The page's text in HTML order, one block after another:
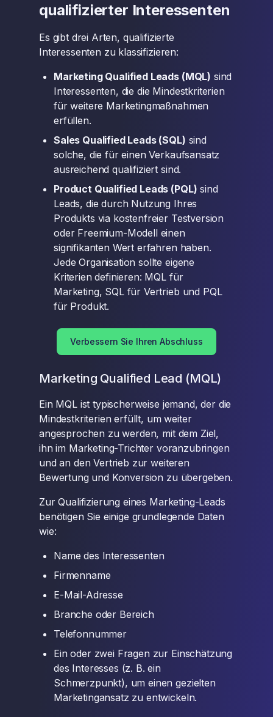
qualifizierter Interessenten
Es gibt drei Arten, qualifizierte
Interessenten zu klassifizieren:
Marketing Qualified Leads (MQL) sind
Interessenten, die die Mindestkriterien
für weitere Marketingmaßnahmen
erfüllen.
Sales Qualified Leads (SQL) sind
solche, die für einen Verkaufsansatz
ausreichend qualifiziert sind.
Product Qualified Leads (PQL) sind
Leads, die durch Nutzung Ihres
Produkts via kostenfreier Testversion
oder Freemium-Modell einen
signifikanten Wert erfahren haben.
Jede Organisation sollte eigene
Kriterien definieren: MQL für
Marketing, SQL für Vertrieb und PQL
für Produkt.
Verbessern Sie Ihren Abschluss
Marketing Qualified Lead (MQL)
Ein MQL ist typischerweise jemand, der die
Mindestkriterien erfüllt, um weiter
angesprochen zu werden, mit dem Ziel,
ihn im Marketing-Trichter voranzubringen
und an den Vertrieb zur weiteren
Bewertung und Konversion zu übergeben.
Zur Qualifizierung eines Marketing-Leads
benötigen Sie einige grundlegende Daten
wie:
Name des Interessenten
Firmenname
E-Mail-Adresse
Branche oder Bereich
Telefonnummer
Ein oder zwei Fragen zur Einschätzung
des Interesses (z. B. ein
Schmerzpunkt), um einen gezielten
Marketingansatz zu entwickeln.